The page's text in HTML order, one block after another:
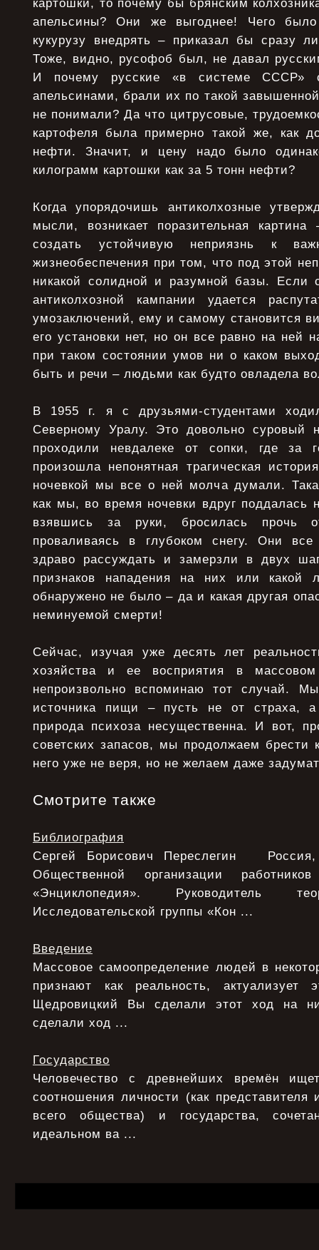
картошки, то почему бы брянским
апельсины? Они же выгоднее! Чего
кукурузу внедрять – приказал бы сразу
Тоже, видно, русофоб был, не давал
И почему русские «в системе СССР»
апельсинами, брали их по такой
не понимали? Да что цитрусовые,
картофеля была примерно такой же, как
нефти. Значит, и цену надо было
килограмм картошки как за 5 тонн нефти?
Когда упорядочишь антиколхозные
мысли, возникает поразительная
создать устойчивую неприязнь к
жизнеобеспечения при том, что под этой
никакой солидной и разумной базы. Если
антиколхозной кампании удается
умозаключений, ему и самому становится
его установки нет, но он все равно на ней
при таком состоянии умов ни о каком
быть и речи – людьми как будто овладела
В 1955 г. я с друзьями-студентами
Северному Уралу. Это довольно суровый
проходили невдалеке от сопки, где за
произошла непонятная трагическая
ночевкой мы все о ней молча думали.
как мы, во время ночевки вдруг поддалась
взявшись за руки, бросилась прочь
проваливаясь в глубоком снегу. Они все
здраво рассуждать и замерзли в двух
признаков нападения на них или какой
обнаружено не было – да и какая другая
неминуемой смерти!
Сейчас, изучая уже десять лет
хозяйства и ее восприятия в
непроизвольно вспоминаю тот случай.
источника пищи – пусть не от страха,
природа психоза несущественна. И вот,
советских запасов, мы продолжаем
него уже не веря, но не желаем даже
Смотрите также
Библиография
Сергей Борисович Переслегин Россия,
Общественной организации
«Энциклопедия». Руководитель
Исследовательской группы «Кон ...
Введение
Массовое самоопределение людей в
признают как реальность,
Щедровицкий Вы сделали этот ход на
сделали ход ...
Государство
Человечество с древнейших времён
соотношения личности (как представителя
всего общества) и государства,
идеальном ва ...